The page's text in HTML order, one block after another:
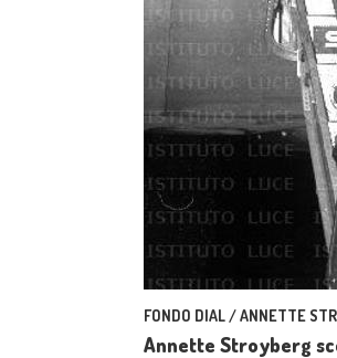
FONDO DIAL / ANNETTE
Annette Stroyberg